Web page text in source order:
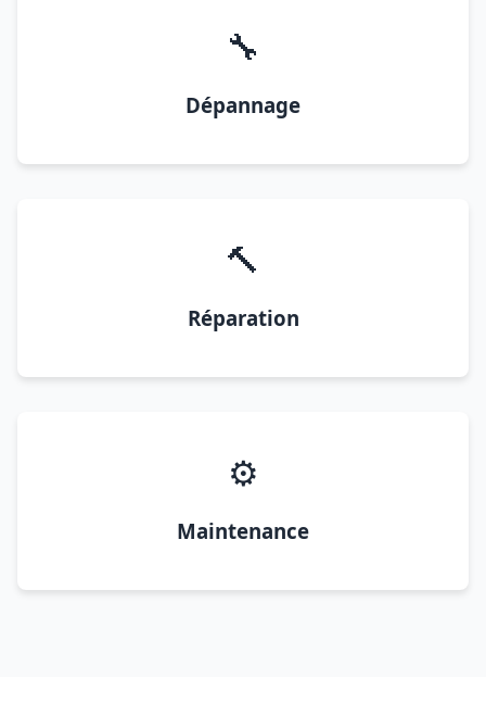
🔧
Dépannage
🔨
Réparation
⚙️
Maintenance